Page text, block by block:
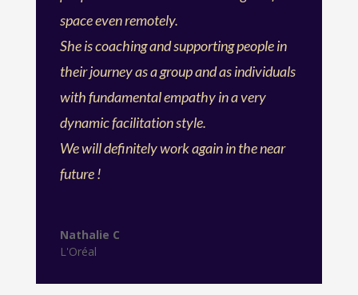
space even remotely.
She is coaching and supporting people in
their journey as a group and as individuals
with fundamental empathy in a very
dynamic facilitation style.
We will definitely work again in the near
future !
Nathalie C
L'Oréal